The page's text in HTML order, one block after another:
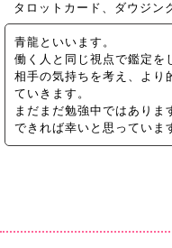
タロットカード、ダウジン
青龍といいます。
働く人と同じ視点で鑑定を
相手の気持ちを考え、より
ていきます。
まだまだ勉強中ではありま
できれば幸いと思っていま